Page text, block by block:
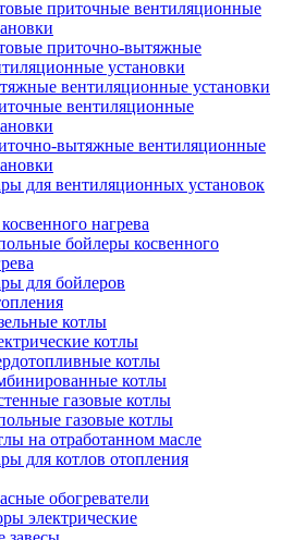
приточные вентиляционные
приточно-вытяжные
установки
вентиляционные установки
вентиляционные
вытяжные вентиляционные
для вентиляционных установок
нагрева
бойлеры косвенного
для бойлеров
котлы
котлы
котлы
котлы
газовые котлы
газовые котлы
на отработанном масле
для котлов отопления
обогреватели
электрические